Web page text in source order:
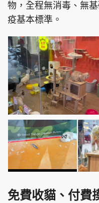
物，全程無消毒、無
疫基本標準。
免費收貓、付費